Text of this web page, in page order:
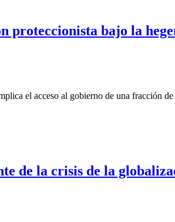
proteccionista bajo la
el acceso al gobierno de una fracción
de la crisis de la